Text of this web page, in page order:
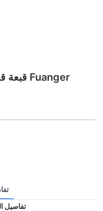
OEM قبعة قبعة الشركات المصنعة Fuanger
تفاصيل